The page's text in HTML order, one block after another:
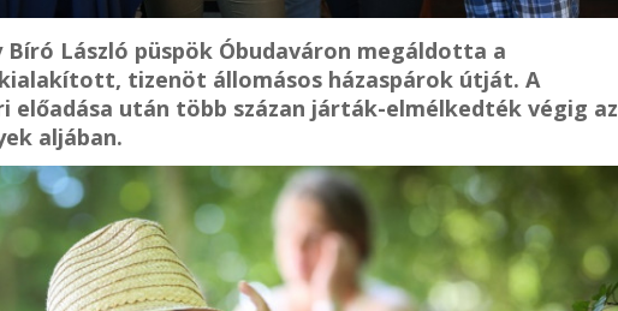
Bíró László püspök Óbudaváron megáldotta a
tizenöt állomásos házaspárok útját. A
előadása után több százan járták-elmélkedték végig az
aljában.